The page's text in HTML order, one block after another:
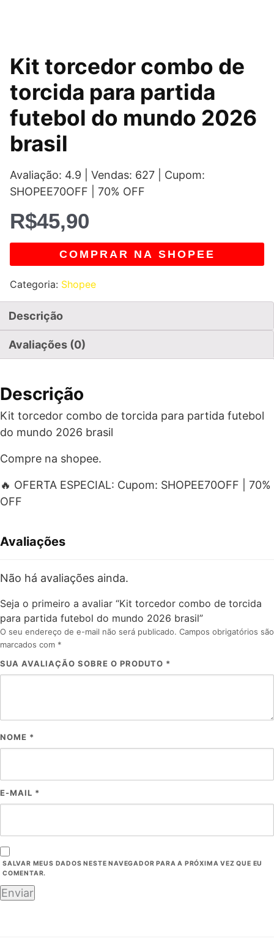
Kit torcedor combo de
torcida para partida
futebol do mundo 2026
brasil
Avaliação: 4.9 | Vendas: 627 | Cupom:
SHOPEE70OFF | 70% OFF
R$45,90
COMPRAR NA SHOPEE
Categoria: Shopee
Descrição
Avaliações (0)
Descrição
Kit torcedor combo de torcida para partida futebol
do mundo 2026 brasil
Compre na shopee.
🔥 OFERTA ESPECIAL: Cupom: SHOPEE70OFF | 70%
OFF
Avaliações
Não há avaliações ainda.
Seja o primeiro a avaliar “Kit torcedor combo de torcida
para partida futebol do mundo 2026 brasil”
O seu endereço de e-mail não será publicado. Campos obrigatórios são
marcados com *
SUA AVALIAÇÃO SOBRE O PRODUTO *
NOME *
E-MAIL *
SALVAR MEUS DADOS NESTE NAVEGADOR PARA A PRÓXIMA VEZ QUE EU
COMENTAR.